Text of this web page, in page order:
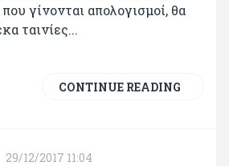
γίνονται απολογισμοί, θα
ταινίες...
CONTINUE READING
29/12/2017 11:04